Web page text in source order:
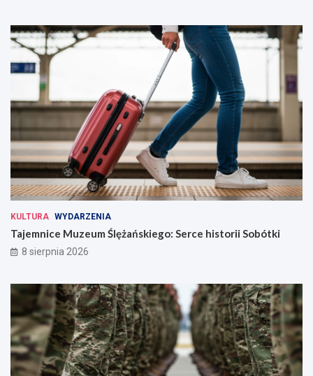
KULTURA WYDARZENIA
Tajemnice Muzeum Ślężańskiego: Serce historii Sobótki
8 sierpnia 2026